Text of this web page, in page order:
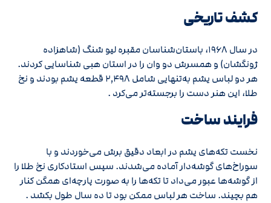
کشف تاریخی
در سال ۱۹۶۸، باستان‌شناسان مقبره لیو شنگ (شاهزاده
ژونگشان) و همسرش دو وان را در استان هبی شناسایی کردند.
هر دو لباس یشم به‌تنهایی شامل ۲٬۴۹۸ قطعه یشم بودند و نخ
طلا، این هنر دست را برجسته‌تر می‌کرد .
فرایند ساخت
نخست تکه‌های یشم در ابعاد دقیق برش می‌خوردند و با
سوراخ‌های گوشه‌دار آماده می‌شدند. سپس استادکاری نخ طلا را
از گوشه‌ها عبور می‌داد تا تکه‌ها را به صورت پارچه‌ای همگن کنار
هم بچیند. ساخت هر لباس ممکن بود تا ده سال طول بکشد .